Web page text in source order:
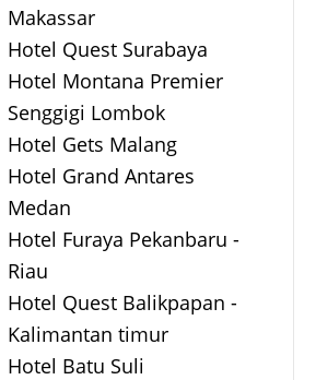
Makassar
Hotel Quest Surabaya
Hotel Montana Premier
Senggigi Lombok
Hotel Gets Malang
Hotel Grand Antares
Medan
Hotel Furaya Pekanbaru -
Riau
Hotel Quest Balikpapan -
Kalimantan timur
Hotel Batu Suli